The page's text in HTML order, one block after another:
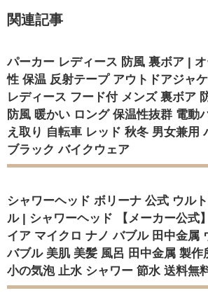
関連記事
パーカー レディース 防風 裏ボア |
性 保温 反射テープ アウトドアジャ
レディース フード付 メンズ 裏ボア
防風 暖かい ロング 保温性抜群 電動
え取り 自転車 レッド 秋冬 男女兼用
ブラック バイクウェア
シャワーヘッド ボリーナ 公式 ウル
ル | シャワーヘッド 【メーカー公式
イア マイクロ ナノ バブル 田中金属
バブル 美肌 美髪 風呂 田中金属 製作
小の気泡 止水 シャワー 節水 送料無